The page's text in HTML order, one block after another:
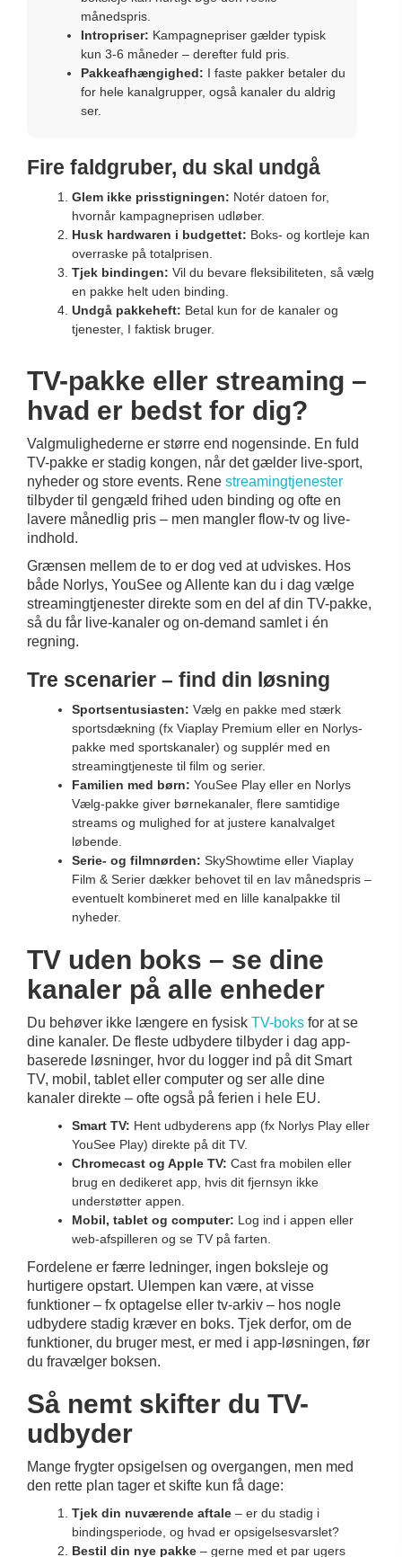
månedspris.
Intropriser: Kampagnepriser gælder typisk
kun 3-6 måneder – derefter fuld pris.
Pakkeafhængighed: I faste pakker betaler du
for hele kanalgrupper, også kanaler du aldrig
ser.
Fire faldgruber, du skal undgå
Glem ikke prisstigningen: Notér datoen for,
hvornår kampagneprisen udløber.
Husk hardwaren i budgettet: Boks- og kortleje kan
overraske på totalprisen.
Tjek bindingen: Vil du bevare fleksibiliteten, så vælg
en pakke helt uden binding.
Undgå pakkeheft: Betal kun for de kanaler og
tjenester, I faktisk bruger.
TV-pakke eller streaming –
hvad er bedst for dig?
Valgmulighederne er større end nogensinde. En fuld
TV-pakke er stadig kongen, når det gælder live-sport,
nyheder og store events. Rene streamingtjenester
tilbyder til gengæld frihed uden binding og ofte en
lavere månedlig pris – men mangler flow-tv og live-
indhold.
Grænsen mellem de to er dog ved at udviskes. Hos
både Norlys, YouSee og Allente kan du i dag vælge
streamingtjenester direkte som en del af din TV-pakke,
så du får live-kanaler og on-demand samlet i én
regning.
Tre scenarier – find din løsning
Sportsentusiasten: Vælg en pakke med stærk
sportsdækning (fx Viaplay Premium eller en Norlys-
pakke med sportskanaler) og supplér med en
streamingtjeneste til film og serier.
Familien med børn: YouSee Play eller en Norlys
Vælg-pakke giver børnekanaler, flere samtidige
streams og mulighed for at justere kanalvalget
løbende.
Serie- og filmnørden: SkyShowtime eller Viaplay
Film & Serier dækker behovet til en lav månedspris –
eventuelt kombineret med en lille kanalpakke til
nyheder.
TV uden boks – se dine
kanaler på alle enheder
Du behøver ikke længere en fysisk TV-boks for at se
dine kanaler. De fleste udbydere tilbyder i dag app-
baserede løsninger, hvor du logger ind på dit Smart
TV, mobil, tablet eller computer og ser alle dine
kanaler direkte – ofte også på ferien i hele EU.
Smart TV: Hent udbyderens app (fx Norlys Play eller
YouSee Play) direkte på dit TV.
Chromecast og Apple TV: Cast fra mobilen eller
brug en dedikeret app, hvis dit fjernsyn ikke
understøtter appen.
Mobil, tablet og computer: Log ind i appen eller
web-afspilleren og se TV på farten.
Fordelene er færre ledninger, ingen boksleje og
hurtigere opstart. Ulempen kan være, at visse
funktioner – fx optagelse eller tv-arkiv – hos nogle
udbydere stadig kræver en boks. Tjek derfor, om de
funktioner, du bruger mest, er med i app-løsningen, før
du fravælger boksen.
Så nemt skifter du TV-
udbyder
Mange frygter opsigelsen og overgangen, men med
den rette plan tager et skifte kun få dage:
Tjek din nuværende aftale – er du stadig i
bindingsperiode, og hvad er opsigelsesvarslet?
Bestil din nye pakke – gerne med et par ugers